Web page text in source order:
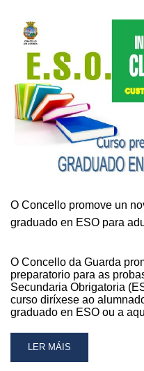
PARA
O
GRADUADO
EN
ESO
COMEZA
CON
30
PERSOAS
INSCRITAS
O Concello promove un
graduado en ESO para
O Concello da Guarda
preparatorio para as
Secundaria Obrigatoria
curso diríxese ao
graduado en ESO ou a
READ
MORE
LER MÁIS